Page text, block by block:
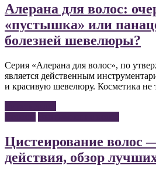
Алерана для волос:
«пустышка» или
болезней шевелюры?
Серия «Алерана для волос», по
является действенным
и красивую шевелюру. Косметика не
Цистеирование волос
действия, обзор